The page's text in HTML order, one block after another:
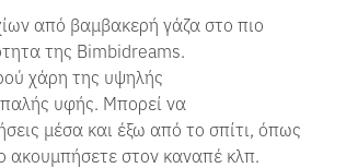
από βαμβακερή γάζα στο πιο
της Bimbidreams.
χάρη της υψηλής
υφής. Μπορεί να
μέσα και έξω από το σπίτι, όπως
ακουμπήσετε στον καναπέ κλπ.